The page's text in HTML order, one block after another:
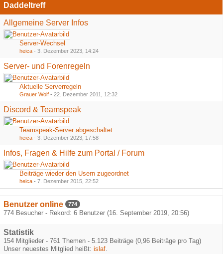
Daddeltreff
Allgemeine Server Infos
Server-Wechsel
heica - 3. Dezember 2023, 14:24
Server- und Forenregeln
Aktuelle Serverregeln
Grauer Wolf - 22. Dezember 2011, 12:32
Discord & Teamspeak
Teamspeak-Server abgeschaltet
heica - 3. Dezember 2023, 17:58
Infos, Fragen & Hilfe zum Portal / Forum
Beiträge wieder den Usern zugeordnet
heica - 7. Dezember 2015, 22:52
Benutzer online 774
774 Besucher - Rekord: 6 Benutzer (16. September 2019, 20:56)
Statistik
154 Mitglieder - 761 Themen - 5.123 Beiträge (0,96 Beiträge pro Tag)
Unser neuestes Mitglied heißt: islaf